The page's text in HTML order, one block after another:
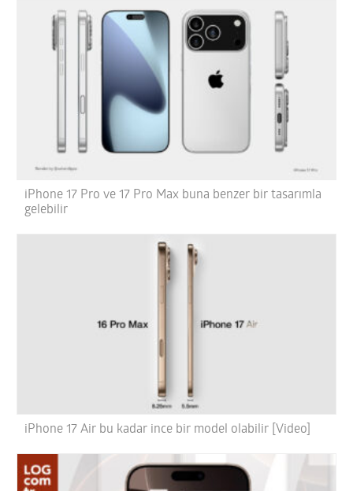
iPhone 17 Pro ve 17 Pro Max buna benzer bir tasarımla
gelebilir
iPhone 17 Air bu kadar ince bir model olabilir [Video]